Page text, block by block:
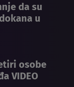
da su
u
osobe
VIDEO